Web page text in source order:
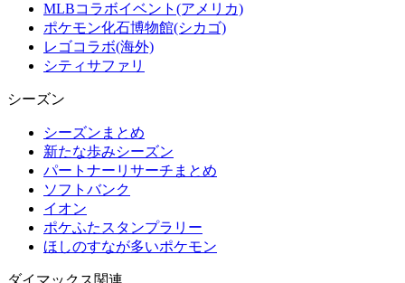
MLBコラボイベント(アメリカ)
ポケモン化石博物館(シカゴ)
レゴコラボ(海外)
シティサファリ
シーズン
シーズンまとめ
新たな歩みシーズン
パートナーリサーチまとめ
ソフトバンク
イオン
ポケふたスタンプラリー
ほしのすなが多いポケモン
ダイマックス関連